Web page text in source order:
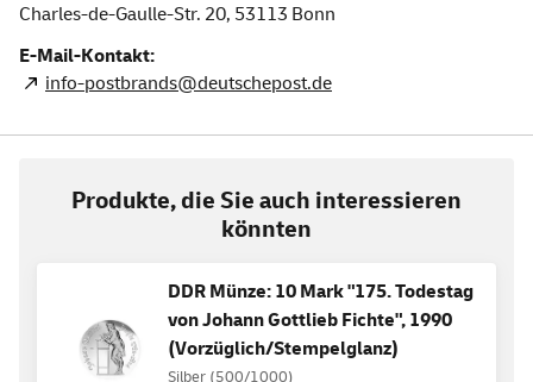
Charles-de-Gaulle-Str. 20, 53113 Bonn
E-Mail-Kontakt:
info-postbrands@deutschepost.de
Produkte, die Sie auch interessieren
könnten
DDR Münze: 10 Mark "175. Todestag
von Johann Gottlieb Fichte", 1990
(Vorzüglich/Stempelglanz)
Silber (500/1000)